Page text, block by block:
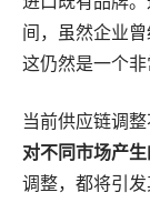
间，虽然企业
这仍然是一个非
当前供应链调
对不同市场产
调整，都将引发